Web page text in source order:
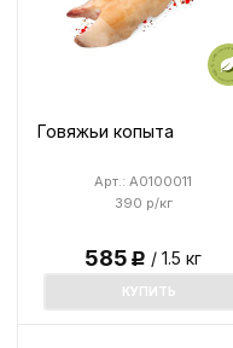
Говяжьи копыта
390 р/кг
Арт.: A0100011
585Р / 1.5 кг
КУПИТЬ